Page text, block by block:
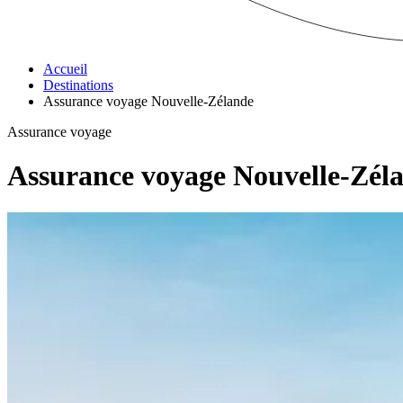
Accueil
Destinations
Assurance voyage Nouvelle-Zélande
Assurance voyage
Assurance voyage Nouvelle-